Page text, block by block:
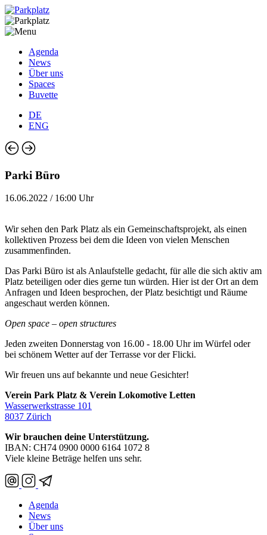
Agenda
News
Über uns
Spaces
Buvette
DE
ENG
Parki Büro
16.06.2022 / 16:00 Uhr
Wir sehen den Park Platz als ein Gemeinschaftsprojekt, als einen
kollektiven Prozess bei dem die Ideen von vielen Menschen
zusammenfinden.
Das Parki Büro ist als Anlaufstelle gedacht, für alle die sich aktiv am
Platz beteiligen oder dies gerne tun würden. Hier ist der Ort an dem
Anfragen und Ideen besprochen, der Platz besichtigt und Räume
angeschaut werden können.
Open space – open structures
Jeden zweiten Donnerstag von 16.00 - 18.00 Uhr im Würfel oder
bei schönem Wetter auf der Terrasse vor der Flicki.
Wir freuen uns auf bekannte und neue Gesichter!
Verein Park Platz & Verein Lokomotive Letten
Wasserwerkstrasse 101
8037 Zürich
Wir brauchen deine Unterstützung.
IBAN: CH74 0900 0000 6164 1072 8
Viele kleine Beträge helfen uns sehr.
Agenda
News
Über uns